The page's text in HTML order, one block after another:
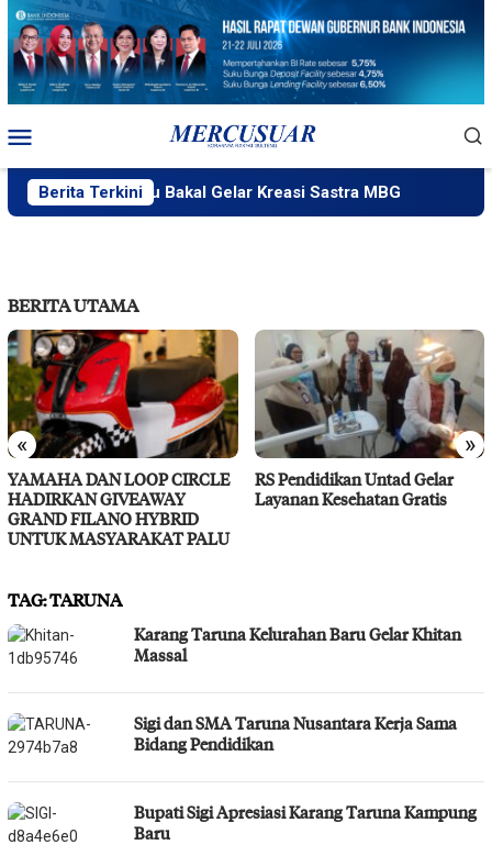
Loncat
konten
Mobile
Berita Terkini
Ngataku Bakal Gelar Kreasi Sastra MBG
BERITA UTAMA
« »
YAMAHA DAN LOOP CIRCLE
HADIRKAN GIVEAWAY
GRAND FILANO HYBRID
UNTUK MASYARAKAT PALU
RS Pendidikan Untad Gelar
Layanan Kesehatan Gratis
TAG:TARUNA
Karang Taruna Kelurahan Baru Gelar Khitan
Massal
Sigi dan SMA Taruna Nusantara Kerja Sama
Bidang Pendidikan
Bupati Sigi Apresiasi Karang Taruna Kampung
Baru